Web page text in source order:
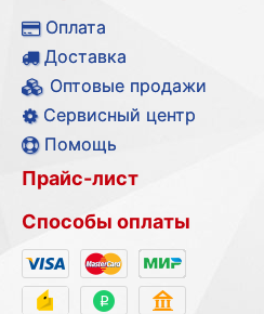
Оплата
Доставка
Оптовые продажи
Сервисный центр
Помощь
Прайс-лист
Способы оплаты